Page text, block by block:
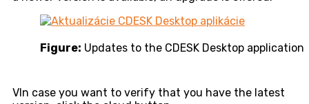
Figure: Updates to the CDESK Desktop application
VIn case you want to verify that you have the latest